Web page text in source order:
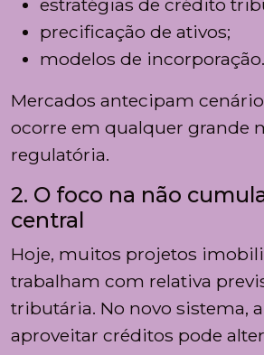
precificação de ativos;
modelos de incorporação.
Mercados antecipam
ocorre em qualquer grande
regulatória.
2. O foco na não
central
Hoje, muitos projetos
trabalham com relativa
tributária. No novo sistema,
aproveitar créditos pode